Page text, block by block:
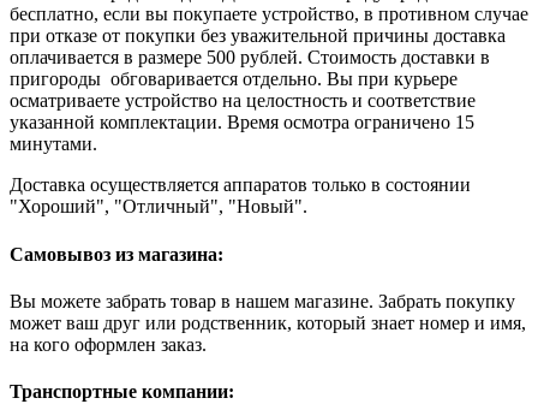
бесплатно, если вы покупаете устройство, в противном случае
при отказе от покупки без уважительной причины доставка
оплачивается в размере 500 рублей. Стоимость доставки в
пригороды обговаривается отдельно. Вы при курьере
осматриваете устройство на целостность и соответствие
указанной комплектации. Время осмотра ограничено 15
минутами.
Доставка осуществляется аппаратов только в состоянии
"Хороший", "Отличный", "Новый".
Самовывоз из магазина:
Вы можете забрать товар в нашем магазине. Забрать покупку
может ваш друг или родственник, который знает номер и имя,
на кого оформлен заказ.
Транспортные компании: